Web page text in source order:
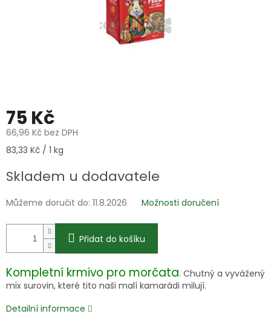
75 Kč
66,96 Kč bez DPH
Měrná
83,33 Kč / 1 kg
Skladem u dodavatele
Můžeme doručit do: 11.8.2026 Možnosti doručení
Přidat do košíku
Kompletní krmivo pro morčata. Chutný a vyvážený
mix surovin, které tito naši malí kamarádi milují.
Detailní informace